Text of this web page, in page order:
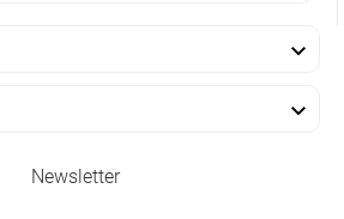


Newsletter